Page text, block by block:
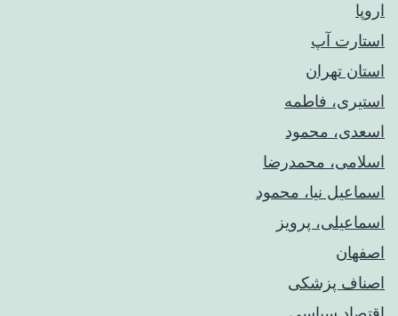
اروپا
استارت آپ
استان تهران
استیری، فاطمه
اسعدی، محمود
اسلامی، محمدرضا
اسماعیل نیا، محمود
اسماعیلی، پرویز
اصفهان
اصناف پزشکی